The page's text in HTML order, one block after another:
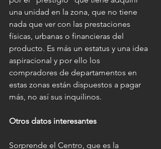
una unidad en la zona, que no tiene
nada que ver con las prestaciones
físicas, urbanas o financieras del
producto. Es más un estatus y una idea
aspiracional y por ello los
compradores de departamentos en
estas zonas están dispuestos a pagar
más, no así sus inquilinos.
Otros datos interesantes
Sorprende el Centro, que es la